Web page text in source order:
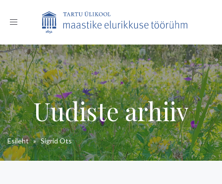
Toggle
Uudiste arhiiv
Esileht»Sigrid Ots